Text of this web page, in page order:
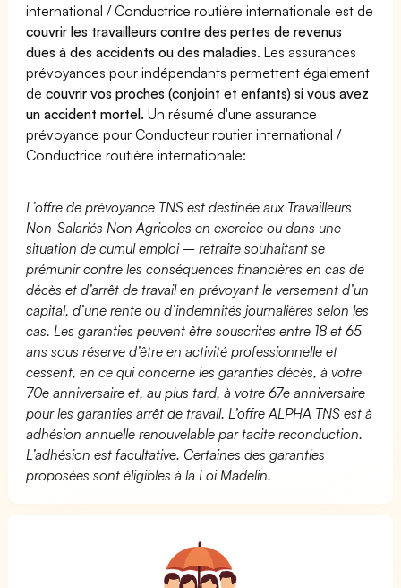
international / Conductrice routière internationale est de
couvrir les travailleurs contre des pertes de revenus
dues à des accidents ou des maladies. Les assurances
prévoyances pour indépendants permettent également
decouvrir vos proches (conjoint et enfants) si vous avez
un accident mortel. Un résumé d'une assurance
prévoyance pour Conducteur routier international /
Conductrice routière internationale:
L’offre de prévoyance TNS est destinée aux Travailleurs
Non-Salariés Non Agricoles en exercice ou dans une
situation de cumul emploi – retraite souhaitant se
prémunir contre les conséquences financières en cas de
décès et d’arrêt de travail en prévoyant le versement d’un
capital, d’une rente ou d’indemnités journalières selon les
cas. Les garanties peuvent être souscrites entre 18 et 65
ans sous réserve d’être en activité professionnelle et
cessent, en ce qui concerne les garanties décès, à votre
70e anniversaire et, au plus tard, à votre 67e anniversaire
pour les garanties arrêt de travail. L’offre ALPHA TNS est à
adhésion annuelle renouvelable par tacite reconduction.
L’adhésion est facultative. Certaines des garanties
proposées sont éligibles à la Loi Madelin.